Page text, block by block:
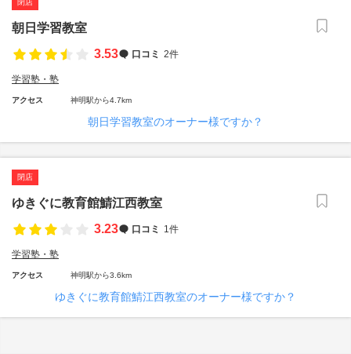
閉店
朝日学習教室
3.53
口コミ 2件
学習塾・塾
アクセス 神明駅から4.7km
朝日学習教室のオーナー様ですか？
閉店
ゆきぐに教育館鯖江西教室
3.23
口コミ 1件
学習塾・塾
アクセス 神明駅から3.6km
ゆきぐに教育館鯖江西教室のオーナー様ですか？